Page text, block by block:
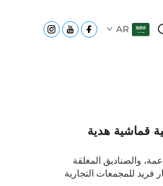
AR
قماشية هدية
والصناديق المغلقة
فريد للمجمعات التجارية